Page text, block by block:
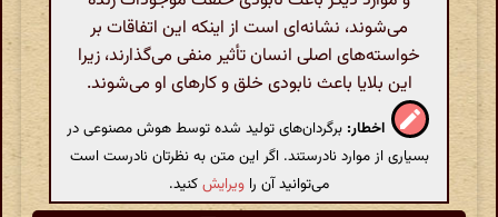
می‌شوند، نشانه‌ای است از اینکه این اتفاقات بر
خواسته‌های اصلی انسان تأثیر منفی می‌گذارند، زیرا
این بلایا باعث نابودی خلق و کارهای او می‌شوند.
اخطار: برگردان‌های تولید شده توسط هوش مصنوعی در
بسیاری از موارد نادرستند. اگر این متن به نظرتان نادرست است
می‌توانید آن را ویرایشکنید.